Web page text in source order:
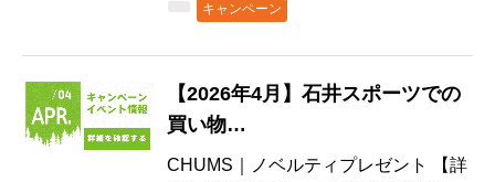
キャンペーン
【2026年4月】石井スポーツでの
買い物…
CHUMS｜ノベルティプレゼント 【詳